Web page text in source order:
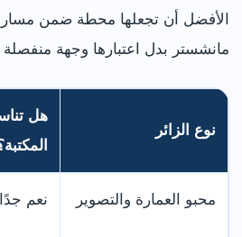
الأفضل أن تجعلها محطة ضمن
مانشستر بدل اعتبارها وجهة
نوع الزائر
هل
محبو العمارة والتصوير نعم جدًا